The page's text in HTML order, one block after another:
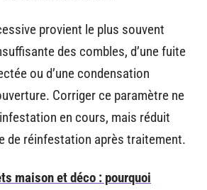
provient le plus souvent
des combles, d’une fuite
ou d’une condensation
Corriger ce paramètre ne
en cours, mais réduit
de réinfestation après traitement.
maison et déco : pourquoi